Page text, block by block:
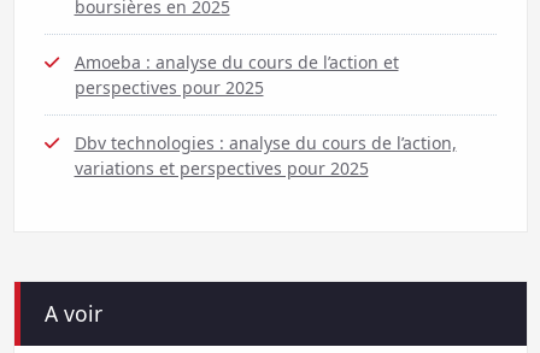
boursières en 2025
Amoeba : analyse du cours de l’action et
perspectives pour 2025
Dbv technologies : analyse du cours de l’action,
variations et perspectives pour 2025
A voir